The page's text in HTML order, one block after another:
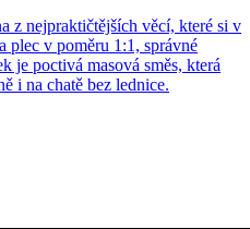
z nejpraktičtějších věcí, které si v
plec v poměru 1:1, správné
je poctivá masová směs, která
i na chatě bez lednice.